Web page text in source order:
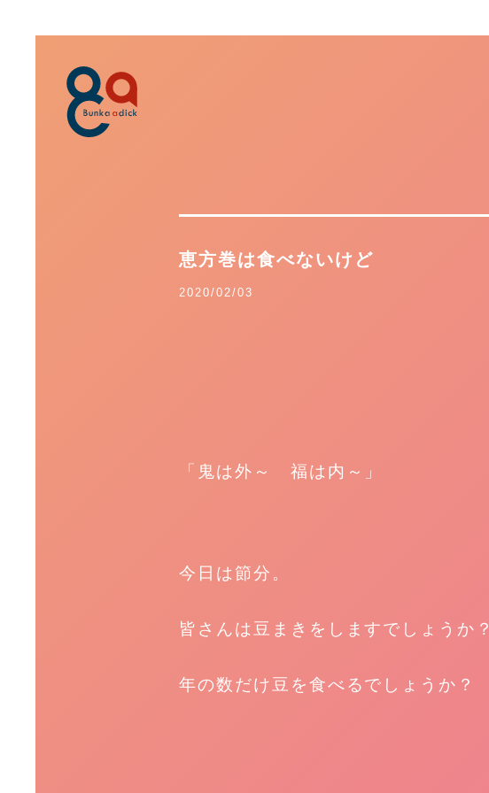
恵方巻は食べないけど
2020/02/03
「鬼は外～ 福は内～」
今日は節分。
皆さんは豆まきをしますでしょうか？
年の数だけ豆を食べるでしょうか？